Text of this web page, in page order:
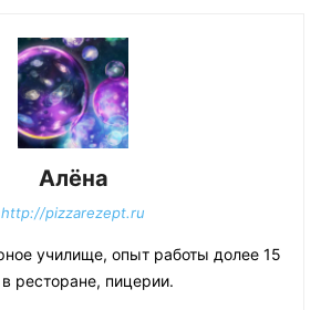
Алёна
http://pizzarezept.ru
училище, опыт работы долее 15
в ресторане, пицерии.